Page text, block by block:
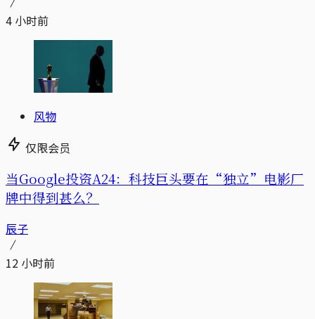
4 小时前
风物
仅限会员
当Google投资A24：科技巨头要在“独立”电影厂
牌中得到甚么？
辰子
12 小时前